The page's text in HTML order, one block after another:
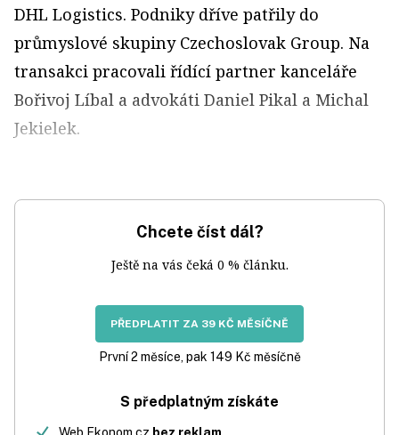
DHL Logistics. Podniky dříve patřily do
průmyslové skupiny Czechoslovak Group. Na
transakci pracovali řídící partner kanceláře
Bořivoj Líbal a advokáti Daniel Pikal a Michal
Jekielek.
Chcete číst dál?
Ještě na vás čeká 0 % článku.
PŘEDPLATIT ZA 39 KČ MĚSÍČNĚ
První 2 měsíce, pak 149 Kč měsíčně
S předplatným získáte